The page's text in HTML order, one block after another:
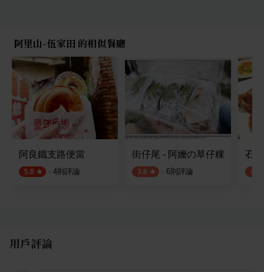
阿里山-伍家田 的相似餐廳
阿良鐵支路便當
5.0 · 4則評論
街仔尾 - 阿嬤の草仔粿
3.8 · 6則評論
石
4.0
用戶評論